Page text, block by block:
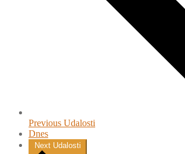
Previous Udalosti
Dnes
Next Udalosti